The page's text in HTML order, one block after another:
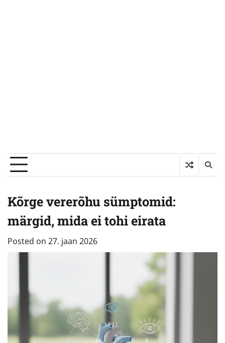
Kõrge vererõhu sümptomid:
märgid, mida ei tohi eirata
Posted on 27. jaan 2026